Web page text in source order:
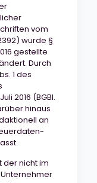
vom
wurde §
gestellte
Durch
1 des
2016 (BGBl.
hinaus
an
der nicht im